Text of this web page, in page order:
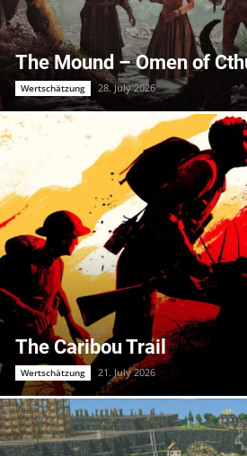
The Mound – Omen of
Wertschätzung 28. July 2026
The Caribou Trail
Wertschätzung 21. July 2026